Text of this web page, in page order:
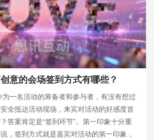
意的会场签到方式有哪些？
一名活动的筹备者和参与者，有没有想过
全抵达活动现场，来宾对活动的好感度首
答案肯定是“签到环节”。第一印象十分重
，签到方式就是嘉宾对活动的第一印象，